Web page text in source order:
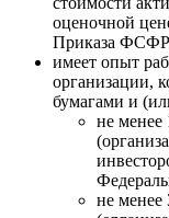
оценочной
Приказа
имеет опыт
организации,
бумагами и
не менее
не менее